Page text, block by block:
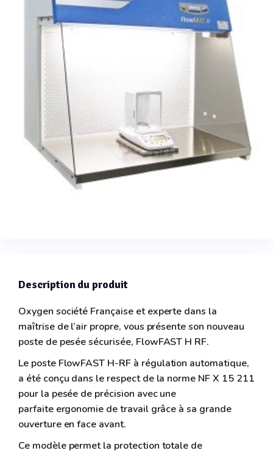
Description du produit
Oxygen société Française et experte dans la
maîtrise de l’air propre, vous présente son nouveau
poste de pesée sécurisée, FlowFAST H RF.
Le poste FlowFAST H-RF à régulation automatique,
a été conçu dans le respect de la norme NF X 15 211
pour la pesée de précision avec une
parfaite ergonomie de travail grâce à sa grande
ouverture en face avant.
Ce modèle permet la protection totale de